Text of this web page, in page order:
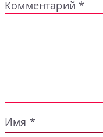
Комментарий*
Имя *